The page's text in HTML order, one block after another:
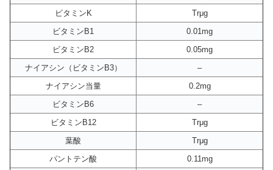
ビタミンK
Trμg
ビタミンB1
0.01mg
ビタミンB2
0.05mg
ナイアシン（ビタミンB3）
–
ナイアシン当量
0.2mg
ビタミンB6
–
ビタミンB12
Trμg
葉酸
Trμg
パントテン酸
0.11mg